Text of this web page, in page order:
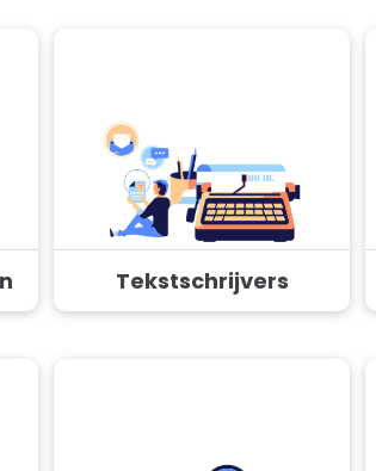
Tekstschrijvers